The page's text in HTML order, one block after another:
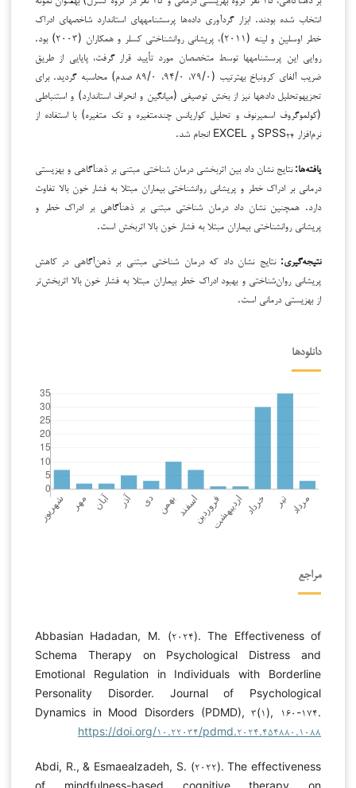
انتخاب شده بودند. ابزار گردآوری داده‌ها پرسشنامه­های استاندارد شاخص­های ادراک
خطر اوسلین و لینه (۲۰۱۱)، پریشانی روان­شناختی کسلر و همکاران (۲۰۰۳) بود.
روایی این پرسشنامه­ها توسط متخصصان مورد تأیید قرار گرفت، پایایی از طریق
ضریب آلفای کرونباخ به­ترتیب (۷۹/۰، ۹۴/۰، ۸۹/۰ صدم) محاسبه گردید. برای
تجزیه­وتحلیل داده­ها نیز از بخش توصیفی (میانگین و انحراف استاندارد) و استنباطی
(کولموگروف اسمیرنوف و تحلیل کواریانس چندمتغیره و تک متغیره) با استفاده از
نرم‌افزار SPSS ۲۴ و EXCEL انجام شد.
یافته‌ها:نتایج نشان داد بین ‌اثربخشی درمان شناختی مبتنی بر ذهن­آگاهی و بهزیستی
درمانی بر ادراک خطر و پریشانی روان­شناختی بیماران مبتلا به فشار خون بالا تفاوت
دارد. همچنین نشان داد درمان شناختی مبتنی بر ذهن­آگاهی بر ادراک خطر و
پریشانی روان­شناختی بیماران مبتلا به فشار خون بالا اثربخش است.
نتیجه‌گیری: نتایج نشان داد که درمان شناختی مبتنی بر ذهن‌آگاهی در کاهش
پریشانی روان‌شناختی و بهبود ادراک خطر بیماران مبتلا به فشار خون بالا اثربخش‌تر
از بهزیستی درمانی است.
دانلودها
مراجع
Abbasian Hadadan, M. (۲۰۲۴). The Effectiveness of
Schema Therapy on Psychological Distress and
Emotional Regulation in Individuals with Borderline
Personality Disorder. Journal of Psychological
Dynamics in Mood Disorders (PDMD), ۳(۱), ۱۶۰-۱۷۴.
https://doi.org/۱۰.۲۲۰۳۴/pdmd.۲۰۲۴.۴۵۴۸۸۰.۱۰۸۸
Abdi, R., & Esmaealzadeh, S. (۲۰۲۲). The effectiveness
of mindfulness-based cognitive therapy on